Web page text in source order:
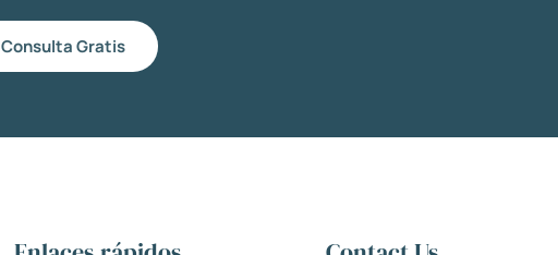
Consulta Gratis